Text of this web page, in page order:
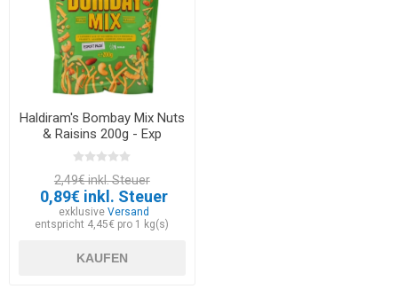
Haldiram's Bombay Mix Nuts
& Raisins 200g - Exp
20.07.2026
2,49€ inkl. Steuer
0,89€ inkl. Steuer
exklusiveVersand
entspricht 4,45€ pro 1 kg(s)
KAUFEN